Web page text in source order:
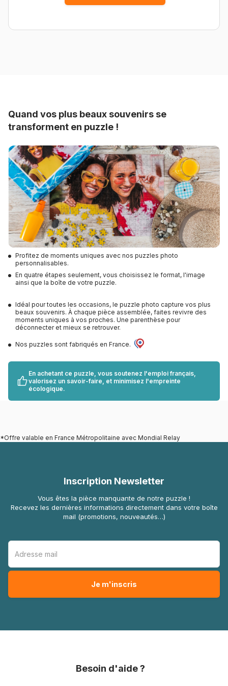
Quand vos plus beaux souvenirs se
transforment en puzzle !
Profitez de moments uniques avec nos puzzles photo
personnalisables.
En quatre étapes seulement, vous choisissez le format, l'image
ainsi que la boîte de votre puzzle.
Idéal pour toutes les occasions, le puzzle photo capture vos plus
beaux souvenirs. À chaque pièce assemblée, faites revivre des
moments uniques à vos proches. Une parenthèse pour
déconnecter et mieux se retrouver.
Nos puzzles sont fabriqués en France.
En achetant ce puzzle, vous soutenez l'emploi français,
valorisez un savoir-faire, et minimisez l'empreinte
écologique.
*Offre valable en France Métropolitaine avec Mondial Relay
Inscription Newsletter
Vous êtes la pièce manquante de notre puzzle !
Recevez les dernières informations directement dans votre boîte
mail (promotions, nouveautés…)
Besoin d'aide ?